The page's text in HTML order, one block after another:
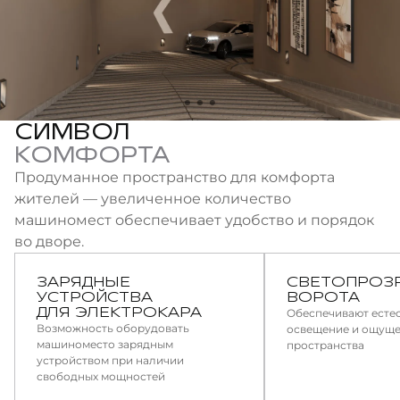
СИМВОЛ
КОМФОРТА
Продуманное пространство для комфорта
жителей — увеличенное количество
машиномест обеспечивает удобство и порядок
во дворе.
ЗАРЯДНЫЕ
УСТРОЙСТВА
ДЛЯ ЭЛЕКТРОКАРА
Возможность оборудовать
машиноместо зарядным
устройством при наличии
свободных мощностей
ВОРОТА
Обеспечивают
освещение и
пространства